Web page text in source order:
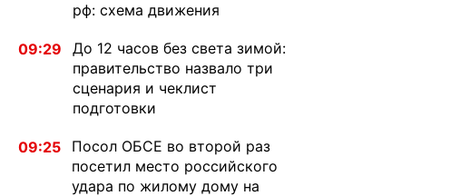
рф: схема движения
09:29
До 12 часов без света зимой:
правительство назвало три
сценария и чеклист
подготовки
09:25
Посол ОБСЕ во второй раз
посетил место российского
удара по жилому дому на